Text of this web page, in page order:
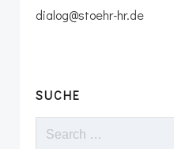
dialog@stoehr-hr.de
SUCHE
Search